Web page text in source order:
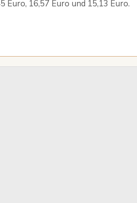
Euro, 16,57 Euro und 15,13 Euro.